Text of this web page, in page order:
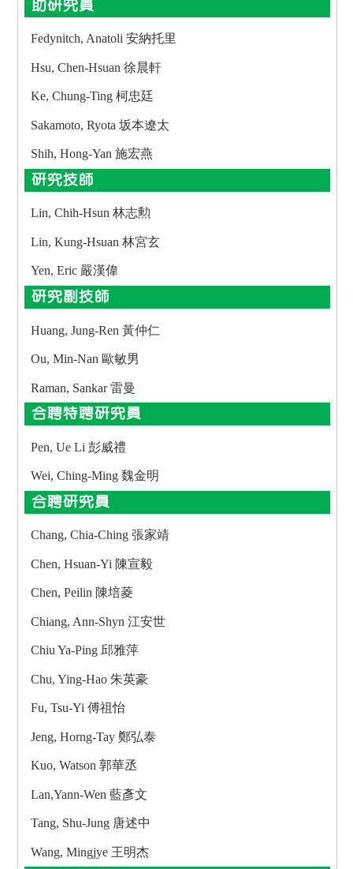
助研究員
Fedynitch, Anatoli 安納托里
Hsu, Chen-Hsuan 徐晨軒
Ke, Chung-Ting 柯忠廷
Sakamoto, Ryota 坂本遼太
Shih, Hong-Yan 施宏燕
研究技師
Lin, Chih-Hsun 林志勲
Lin, Kung-Hsuan 林宮玄
Yen, Eric 嚴漢偉
研究副技師
Huang, Jung-Ren 黃仲仁
Ou, Min-Nan 歐敏男
Raman, Sankar 雷曼
合聘特聘研究員
Pen, Ue Li 彭威禮
Wei, Ching-Ming 魏金明
合聘研究員
Chang, Chia-Ching 張家靖
Chen, Hsuan-Yi 陳宣毅
Chen, Peilin 陳培菱
Chiang, Ann-Shyn 江安世
Chiu Ya-Ping 邱雅萍
Chu, Ying-Hao 朱英豪
Fu, Tsu-Yi 傅祖怡
Jeng, Horng-Tay 鄭弘泰
Kuo, Watson 郭華丞
Lan,Yann-Wen 藍彥文
Tang, Shu-Jung 唐述中
Wang, Mingjye 王明杰